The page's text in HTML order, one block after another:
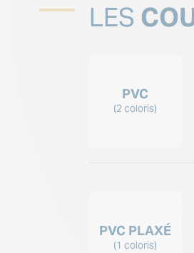
LES
PVC
(2 coloris)
PVC PLAXÉ
(1 coloris)